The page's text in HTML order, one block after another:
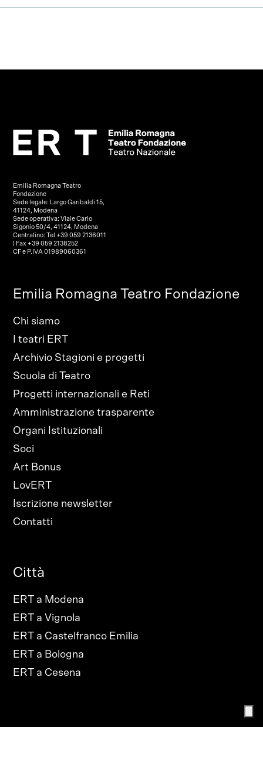
Emilia Romagna Teatro
Fondazione
Sede legale: Largo Garibaldi 15,
41124, Modena
Sede operativa: Viale Carlo
Sigonio 50/4, 41124, Modena
Centralino: Tel +39 059 2136011
| Fax +39 059 2138252
CF e P.IVA 01989060361
Emilia Romagna Teatro Fondazione
Chi siamo
I teatri ERT
Archivio Stagioni e progetti
Scuola di Teatro
Progetti internazionali e Reti
Amministrazione trasparente
Organi Istituzionali
Soci
Art Bonus
LovERT
Iscrizione newsletter
Contatti
Città
ERT a Modena
ERT a Vignola
ERT a Castelfranco Emilia
ERT a Bologna
ERT a Cesena